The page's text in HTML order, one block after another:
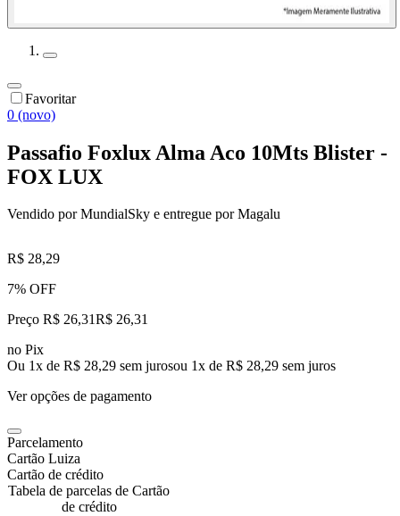
Favoritar
0 (novo)
Passafio Foxlux Alma Aco 10Mts Blister -
FOX LUX
Vendido porMundialSky e entregue por Magalu
R$ 28,29
7% OFF
Preço R$ 26,31R$ 26,31
no Pix
Ou 1x de R$ 28,29 sem jurosou 1x de R$ 28,29 sem juros
Ver opções de pagamento
Parcelamento
Cartão Luiza
Cartão de crédito
Tabela de parcelas de Cartão
de crédito